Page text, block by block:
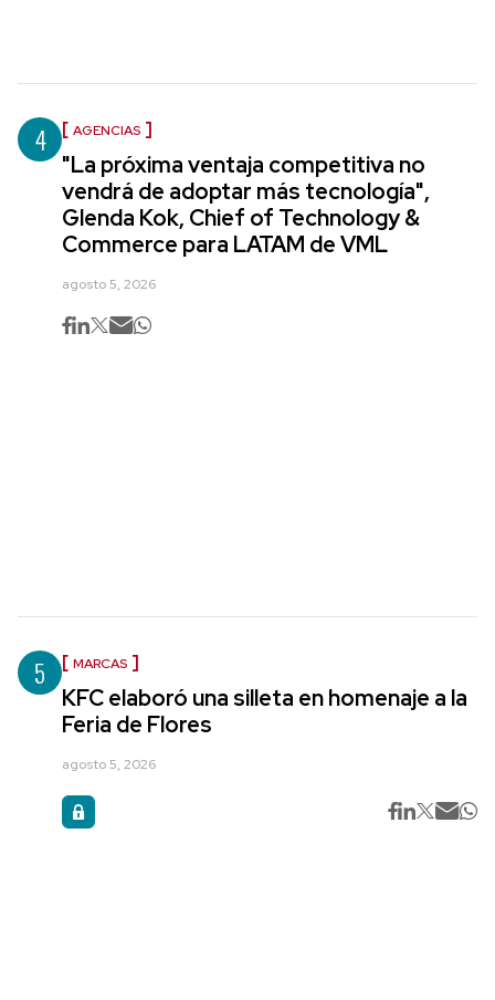
4 AGENCIAS
"La próxima ventaja competitiva no
vendrá de adoptar más tecnología",
Glenda Kok, Chief of Technology &
Commerce para LATAM de VML
agosto 5, 2026
5 MARCAS
KFC elaboró una silleta en homenaje a la
Feria de Flores
agosto 5, 2026